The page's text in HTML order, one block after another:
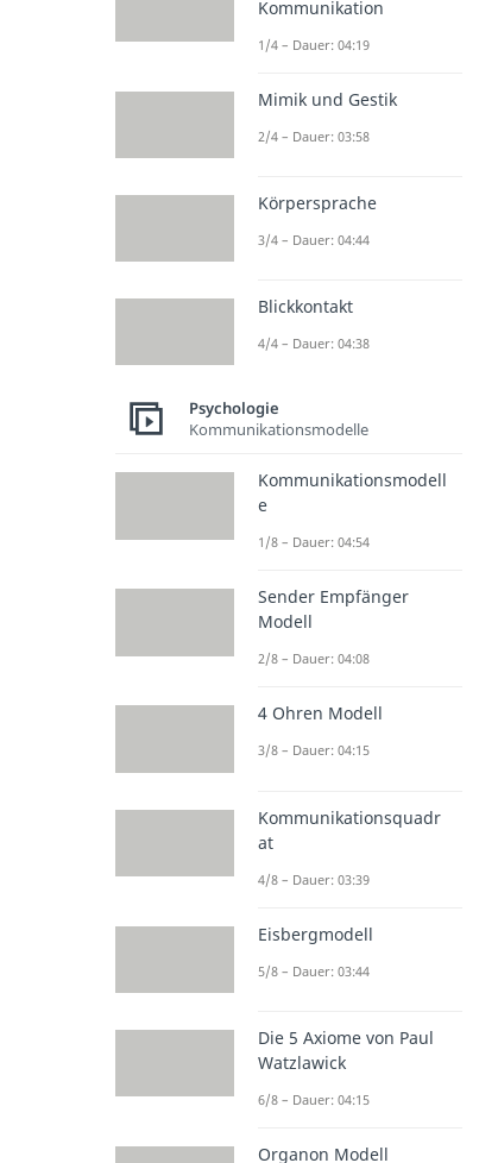
Kommunikation
1/4 – Dauer: 04:19
Mimik und Gestik
2/4 – Dauer: 03:58
Körpersprache
3/4 – Dauer: 04:44
Blickkontakt
4/4 – Dauer: 04:38
Psychologie
Kommunikationsmodelle
Kommunikationsmodell
e
1/8 – Dauer: 04:54
Sender Empfänger
Modell
2/8 – Dauer: 04:08
4 Ohren Modell
3/8 – Dauer: 04:15
Kommunikationsquadr
at
4/8 – Dauer: 03:39
Eisbergmodell
5/8 – Dauer: 03:44
Die 5 Axiome von Paul
Watzlawick
6/8 – Dauer: 04:15
Organon Modell